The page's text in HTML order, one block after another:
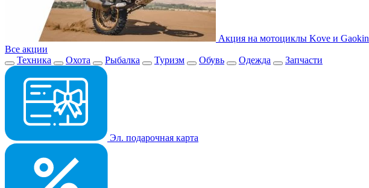
Акция на мотоциклы Kove и Gaokin
Все акции
Техника
Охота Рыбалка Туризм Обувь Одежда Запчасти
Эл. подарочная карта